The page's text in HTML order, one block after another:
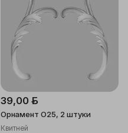
39,00 ƃ
Орнамент О25, 2 штуки
Квитней